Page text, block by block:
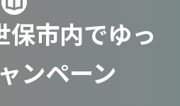
市内でゆっ
ンペーン